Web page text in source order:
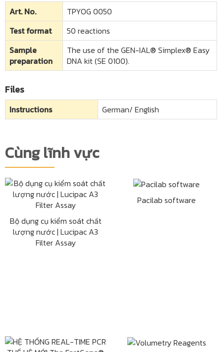
Art. No.
TPYOG 0050
Test format
50 reactions
Sample
preparation
The use of the GEN-IAL® Simplex® Easy
DNA kit (SE 0100).
Files
Instructions German/ English
Cùng lĩnh vực
Bộ dụng cụ kiểm soát chất
lượng nước | Lucipac A3
Filter Assay
Pacilab software